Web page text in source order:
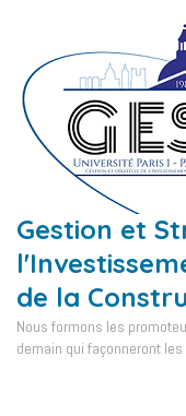
contenu
(Pressez
Entrée)
Gestion et
de la
Nous formons les
demain qui façonneront